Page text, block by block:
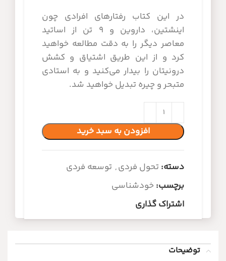
در این کتاب رفتارهای افرادی چون
اینشتین، داروین و ۹ تن از اساتید
معاصر دیگر را به دقت مطالعه خواهید
کرد و از این طریق اشتیاق و کشش
درونیتان را بیدار می‌کنید و به استادی
متبحر و چیره تبدیل خواهید شد.
افزودن به سبد خرید
دسته: تحول فردی, توسعه فردی
برچسب: خودشناسی
اشتراک گذاری
توضیحات